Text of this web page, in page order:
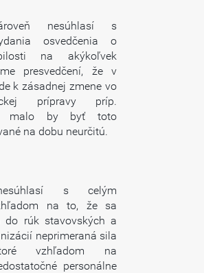
nesúhlasí s
osvedčenia o
na akýkoľvek
presvedčení, že v
k zásadnej zmene vo
prípravy príp.
malo by byť toto
na dobu neurčitú.
s celým
na to, že sa
do rúk stavovských a
neprimeraná sila
vzhľadom na
personálne